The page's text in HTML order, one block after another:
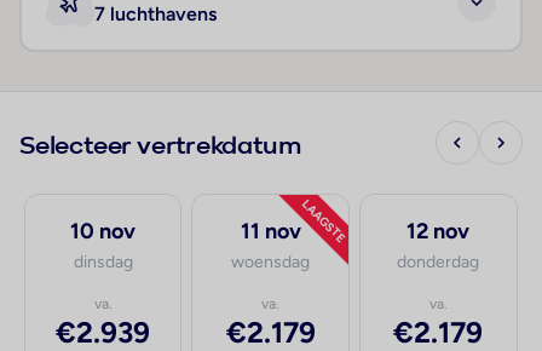
7 luchthavens
Selecteer vertrekdatum
10 nov
dinsdag
va.
€2.939
LAAGSTE
11 nov
woensdag
va.
€2.179
12 nov
donderdag
va.
€2.179